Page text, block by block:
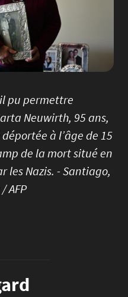
pu permettre
Neuwirth, 95 ans,
à l’âge de 15
de la mort situé en
les Nazis. - Santiago,
AFP